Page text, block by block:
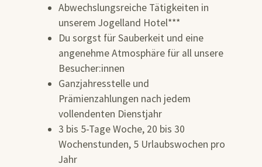
Abwechslungsreiche Tätigkeiten in
unserem Jogelland Hotel***
Du sorgst für Sauberkeit und eine
angenehme Atmosphäre für all unsere
Besucher:innen
Ganzjahresstelle und
Prämienzahlungen nach jedem
vollendenten Dienstjahr
3 bis 5-Tage Woche, 20 bis 30
Wochenstunden, 5 Urlaubswochen pro
Jahr